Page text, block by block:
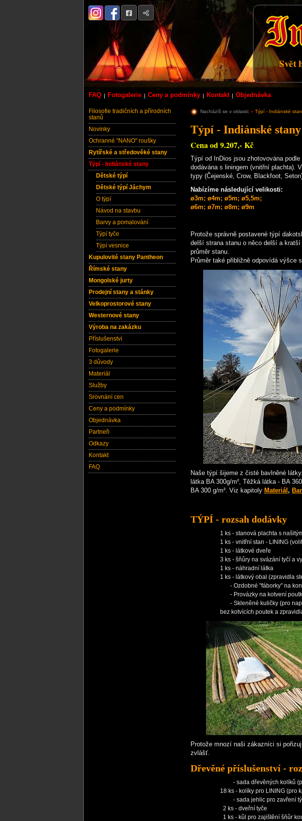
Svět
FAQ Fotogalerie Ceny a podmínky Kontakt Objednávka
Filosofie tradičních a přírodních
stanů
Novinky
Ochranné "NANO" roušky
Rytířské a středověké stany
Týpí - Indiánské stany
Dětské týpí
Dětské týpí Jáchym
O týpí
Návod na stavbu
Barvy a pomalování
Týpí tyče
Týpí vesnice
Kupulovité stany Pantheon
Římské stany
Mongolské jurty
Prodejní stany a stánky
Velkoprostorové stany
Westernové stany
Výroba na zakázku
Příslušenství
Fotogalerie
3 důvody
Materiál
Služby
Srovnání cen
Ceny a podmínky
Objednávka
Partneři
Odkazy
Kontakt
FAQ
Nacházíš se v oblasti: » Týpí - Indiánské
Týpí - Indiánské stany
Cena od 9.207,- Kč
Týpí od InDios jsou zhotovována
dodávána s liningem (vnitřní plachta).
typy (Čejenské, Crow, Blackfoot,
Nabízíme následující velikosti:
ø3m; ø4m; ø5m; ø5,5m;
ø6m; ø7m; ø8m; ø9m
Protože správně postavené týpí
delší strana stanu o něco delší a
průměr stanu.
Průměr také přibližně odpovídá výšce
Naše týpí šijeme z čisté bavlněné
látka BA 300g/m², Těžká látka - BA
BA 300 g/m². Viz kapitoly Materiál ,
TÝPÍ - rozsah dodávky
1 ks - stanová plachta s
1 ks - vnitřní stan - LINING
1 ks - látkové dveře
3 ks - šňůry na svázání tyčí a
1 ks - náhradní látka
1 ks - látkový obal (zpravidla
- Ozdobné "fáborky" na
- Provázky na kotvení
- Skleněné kuličky (pro
bez kotvících poutek a
Protože mnozí naši zákazníci si
zvlášť.
Dřevěné příslušenství -
- sada dřevěných kolíků
18 ks - kolíky pro LINING (pro
- sada jehlic pro zavření
2 ks - dveřní tyče
1 ks - kůl pro zajištění šňůr